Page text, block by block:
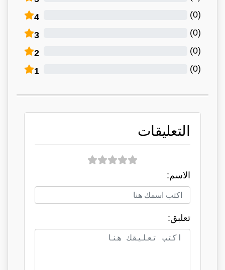
4 (
0
)
3 (
0
)
2 (
0
)
1 (
0
)
التعليقات
الاسم:
تعلبق: